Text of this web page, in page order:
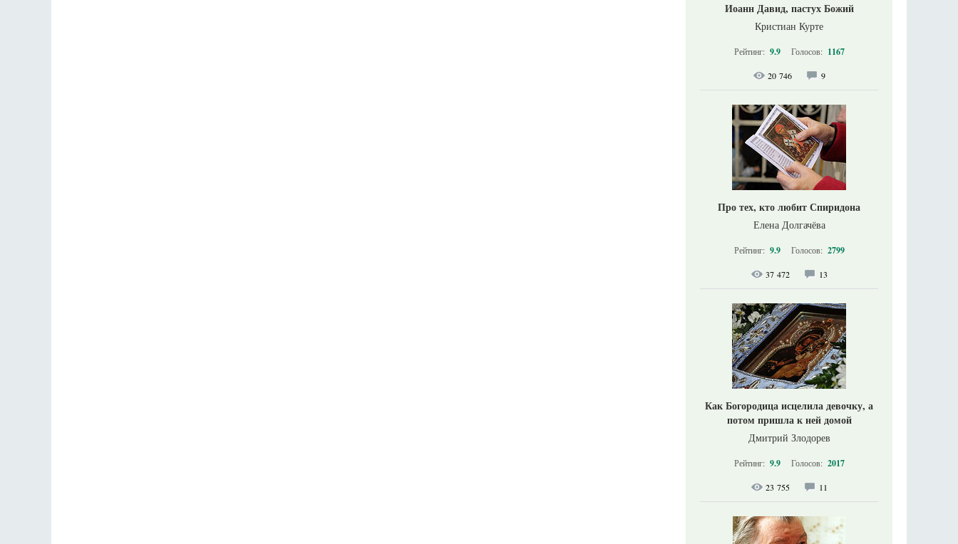
Иоанн Давид, пастух Божий
Кристиан Курте
Рейтинг: 9.9 Голосов: 1167
20 746 9
Про тех, кто любит Спиридона
Елена Долгачёва
Рейтинг: 9.9 Голосов: 2799
37 472 13
Как Богородица исцелила девочку, а
потом пришла к ней домой
Дмитрий Злодорев
Рейтинг: 9.9 Голосов: 2017
23 755 11